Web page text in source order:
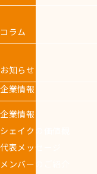
コラム
お知らせ
企業情報
企業情報
シェイクの価値観
代表メッセージ
メンバーのご紹介